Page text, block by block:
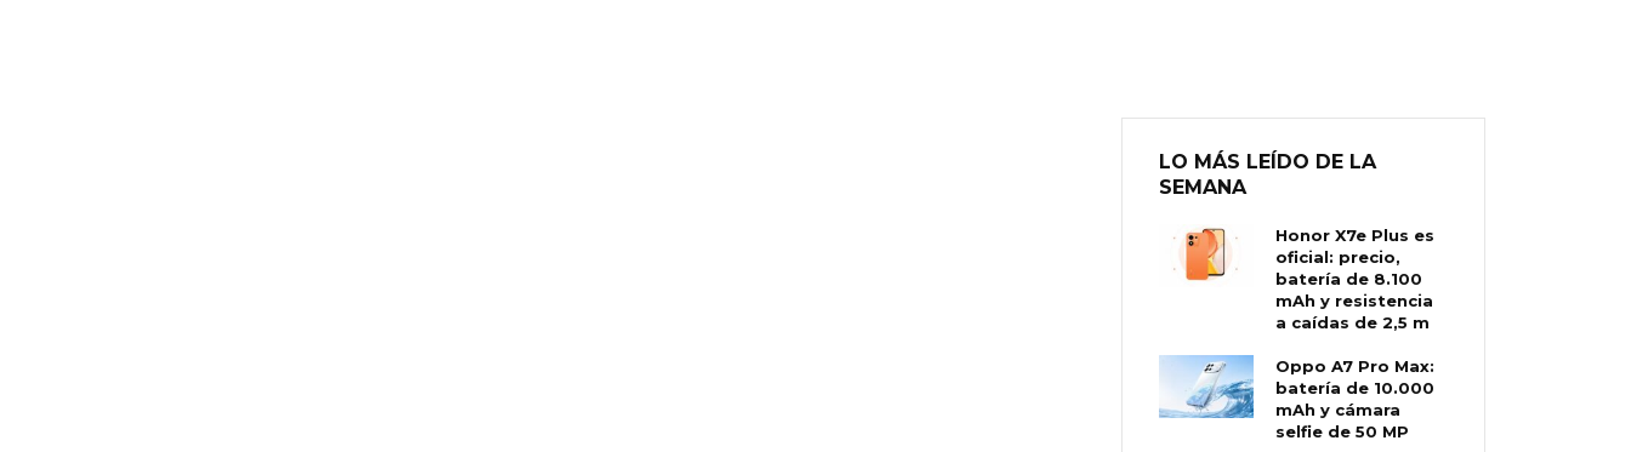
LO MÁS LEÍDO DE LA
SEMANA
Honor X7e Plus es
oficial: precio,
batería de 8.100
mAh y resistencia
a caídas de 2,5 m
Oppo A7 Pro Max:
batería de 10.000
mAh y cámara
selfie de 50 MP